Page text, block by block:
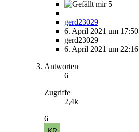
5
gerd23029
6. April 2021 um 17:50
gerd23029
6. April 2021 um 22:16
Antworten
6
Zugriffe
2,4k
6